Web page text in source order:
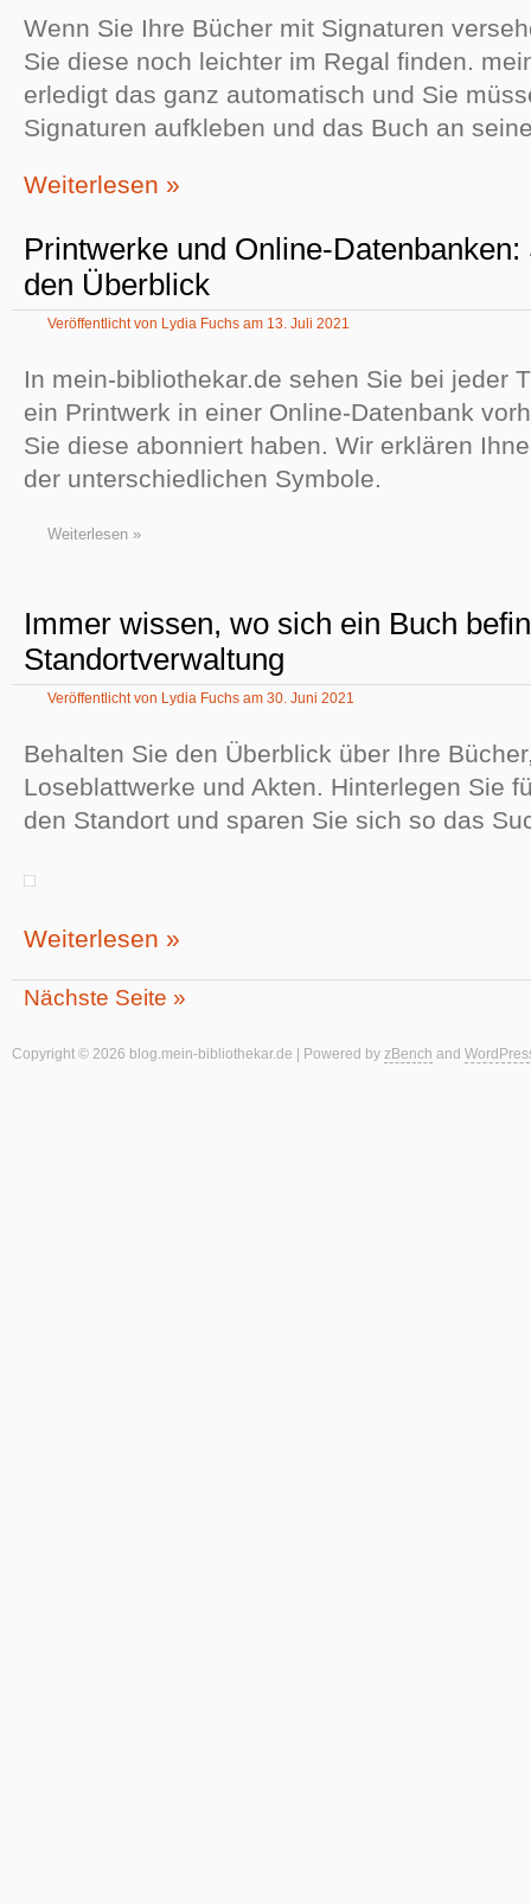
Wenn Sie Ihre Bücher mit Signaturen
Sie diese noch leichter im Regal finden.
erledigt das ganz automatisch und Sie
Signaturen aufkleben und das Buch an
Weiterlesen »
Printwerke und Online-Datenbanken:
den Überblick
Veröffentlicht von Lydia Fuchs am 13. Juli 2021
In mein-bibliothekar.de sehen Sie bei jeder
ein Printwerk in einer Online-Datenbank
Sie diese abonniert haben. Wir erklären
der unterschiedlichen Symbole.
Weiterlesen »
Immer wissen, wo sich ein Buch
Standortverwaltung
Veröffentlicht von Lydia Fuchs am 30. Juni 2021
Behalten Sie den Überblick über Ihre
Loseblattwerke und Akten. Hinterlegen Sie
den Standort und sparen Sie sich so das
Weiterlesen »
Nächste Seite »
Copyright © 2026 blog.mein-bibliothekar.de | Powered by zBench and